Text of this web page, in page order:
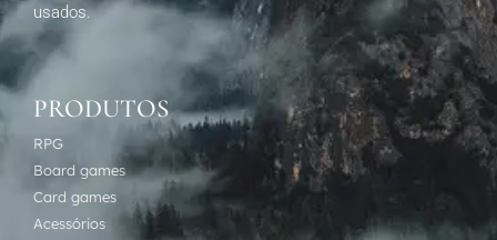
usados.
PRODUTOS
RPG
Board games
Card games
Acessórios